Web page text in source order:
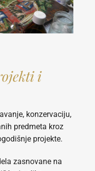
i
konzervaciju,
predmeta kroz
projekte.
zasnovane na